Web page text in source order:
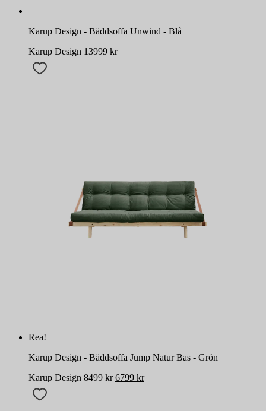
Karup Design - Bäddsoffa Unwind - Blå
Karup Design 13999 kr
Rea!
Karup Design - Bäddsoffa Jump Natur Bas - Grön
Karup Design 8499kr 6799 kr